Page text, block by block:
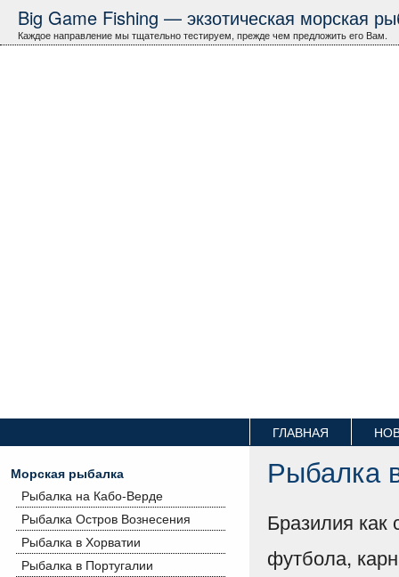
Big Game Fishing — экзотическая морская
Каждое направление мы тщательно тестируем, прежде чем предложить его Вам.
ГЛАВНАЯ
Морская рыбалка
Рыбалка на Кабо-Верде
Рыбалка Остров Вознесения
Рыбалка в Хорватии
Рыбалка в Португалии
Рыбалка
Бразилия как
футбола,